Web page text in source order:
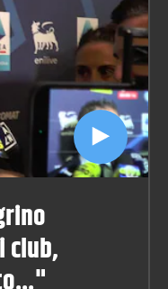
club,